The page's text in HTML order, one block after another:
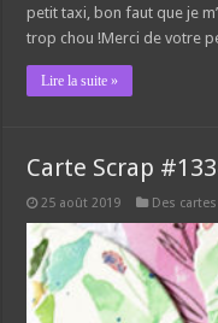
petit taxi, bon faut que je
trop chou !Merci de votre
Lire la suite »
Carte Scrap
25 août 2019 Des cartes